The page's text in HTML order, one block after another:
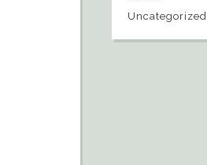
Uncategorized